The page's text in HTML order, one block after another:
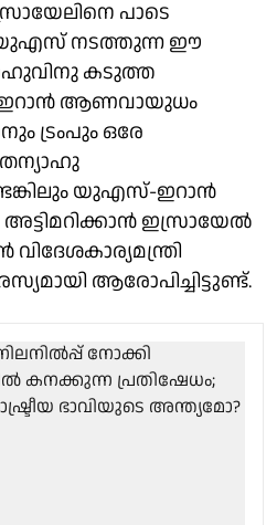
പാടെ
നടത്തുന്ന ഈ
കടുത്ത
ഇറാൻ ആണവായുധം
ട്രംപും ഒരേ
യുഎസ്-ഇറാൻ
ഇസ്രായേൽ
ആരോപിച്ചിട്ടുണ്ട്.